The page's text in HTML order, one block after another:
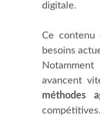
digitale.
Ce
besoins
avancent
méthodes